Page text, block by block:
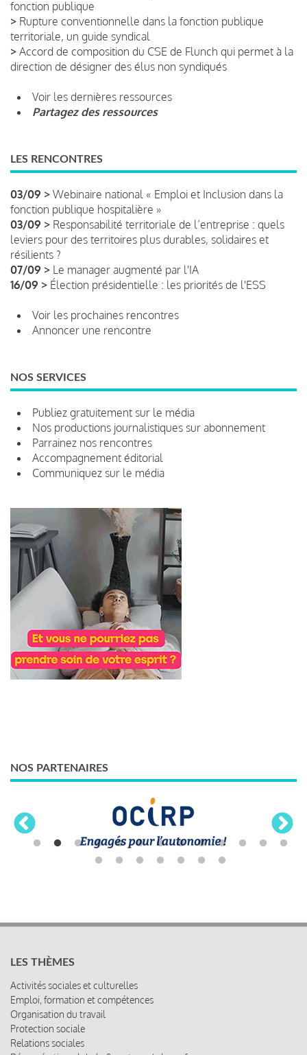
fonction publique
> Rupture conventionnelle dans la fonction publique
territoriale, un guide syndical
> Accord de composition du CSE de Flunch qui permet à la
direction de désigner des élus non syndiqués
Voir les dernières ressources
Partagez des ressources
LES RENCONTRES
03/09 > Webinaire national « Emploi et Inclusion dans la
fonction publique hospitalière »
03/09 > Responsabilité territoriale de l’entreprise : quels
leviers pour des territoires plus durables, solidaires et
résilients ?
07/09 > Le manager augmenté par l'IA
16/09 > Élection présidentielle : les priorités de l'ESS
Voir les prochaines rencontres
Annoncer une rencontre
NOS SERVICES
Publiez gratuitement sur le média
Nos productions journalistiques sur abonnement
Parrainez nos rencontres
Accompagnement éditorial
Communiquez sur le média
NOS PARTENAIRES
LES THÈMES
Activités sociales et culturelles
Emploi, formation et compétences
Organisation du travail
Protection sociale
Relations sociales